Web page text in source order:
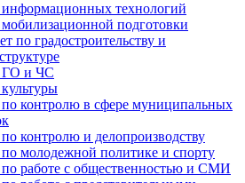
технологий
подготовки
по градостроительству и
ГО и ЧС
контролю в сфере муниципальных
контролю и делопроизводству
молодежной политике и спорту
работе с общественностью и СМИ